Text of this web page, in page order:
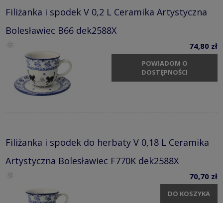
Filiżanka i spodek V 0,2 L Ceramika Artystyczna
Bolesławiec B66 dek2588X
74,80 zł
POWIADOM O
DOSTĘPNOŚCI
Filiżanka i spodek do herbaty V 0,18 L Ceramika
Artystyczna Bolesławiec F770K dek2588X
70,70 zł
DO KOSZYKA